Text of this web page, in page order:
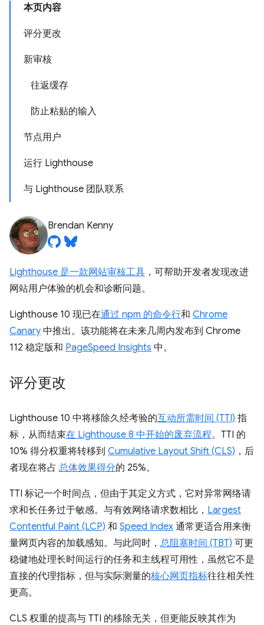
本页内容
评分更改
新审核
往返缓存
防止粘贴的输入
节点用户
运行 Lighthouse
与 Lighthouse 团队联系
Brendan Kenny
Lighthouse 是一款网站审核工具 ，可帮助开发者发现改进
网站用户体验的机会和诊断问题。
Lighthouse 10 现已在通过 npm 的命令行和 Chrome
Canary 中推出。该功能将在未来几周内发布到 Chrome
112 稳定版和 PageSpeed Insights 中。
评分更改
Lighthouse 10 中将移除久经考验的互动所需时间 (TTI) 指
标，从而结束在 Lighthouse 8 中开始的废弃流程。TTI 的
10% 得分权重将转移到 Cumulative Layout Shift (CLS) ，后
者现在将占 总体效果得分的 25%。
TTI 标记一个时间点，但由于其定义方式，它对异常网络请
求和长任务过于敏感。与有效网络请求数相比， Largest
Contentful Paint (LCP) 和 Speed Index 通常更适合用来衡
量网页内容的加载感知。与此同时， 总阻塞时间 (TBT) 可更
稳健地处理长时间运行的任务和主线程可用性，虽然它不是
直接的代理指标，但与实际测量的核心网页指标往往相关性
更高。
CLS 权重的提高与 TTI 的移除无关，但更能反映其作为